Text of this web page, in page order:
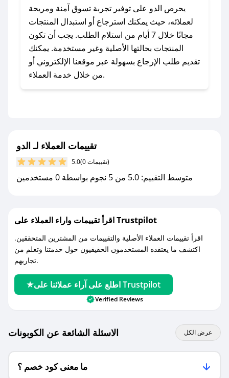
الدو؟
للحصول على كوبونات وخصومات حصرية، قم بما
يلي:
- اضغط على أيقونة متابعة لمتجر الدو في تطبيق
صحصح.
- تابع حسابنا الرسمي على تويتر وقم بتفعيل زر
مع صحصح، تسوق بذكاء ووفّر على كل مشترياتك مع
يحرص الدو على توفير تجربة تسوق آمنة ومريحة
لعملائه، حيث يمكنك استرجاع أو استبدال المنتجات
مجانًا خلال 7 أيام من استلام الطلب. يجب أن تكون
المنتجات بحالتها الأصلية وغير مستخدمة. يمكنك
تقديم طلب الإرجاع بسهولة عبر موقعنا الإلكتروني أو
من خلال خدمة العملاء.
تقييمات العملاء لـ الدو
5.0 (0 تقييمات)
متوسط التقييم: 5.0 من 5 نجوم بواسطة 0 مستخدمين
اقرأ تقييمات واراء العملاء على Trustpilot
اقرأ تقييمات العملاء الأصلية والتقييمات من المشترين المتحققين.
اكتشف ما يعتقده المستخدمون الحقيقيون حول خدمتنا وتعلم من
تجاربهم.
اطلع على آراء عملائنا على Trustpilot
Verified Reviews
الاسئلة الشائعة عن الكوبونات عرض الكل
ما معنى كود خصم ؟